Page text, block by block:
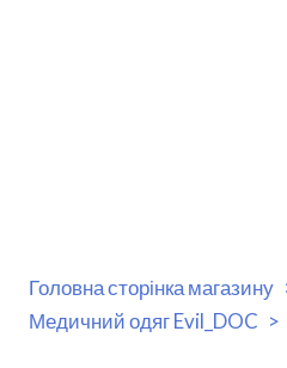
Головна сторінка магазину
Медичний одяг Evil_DOC